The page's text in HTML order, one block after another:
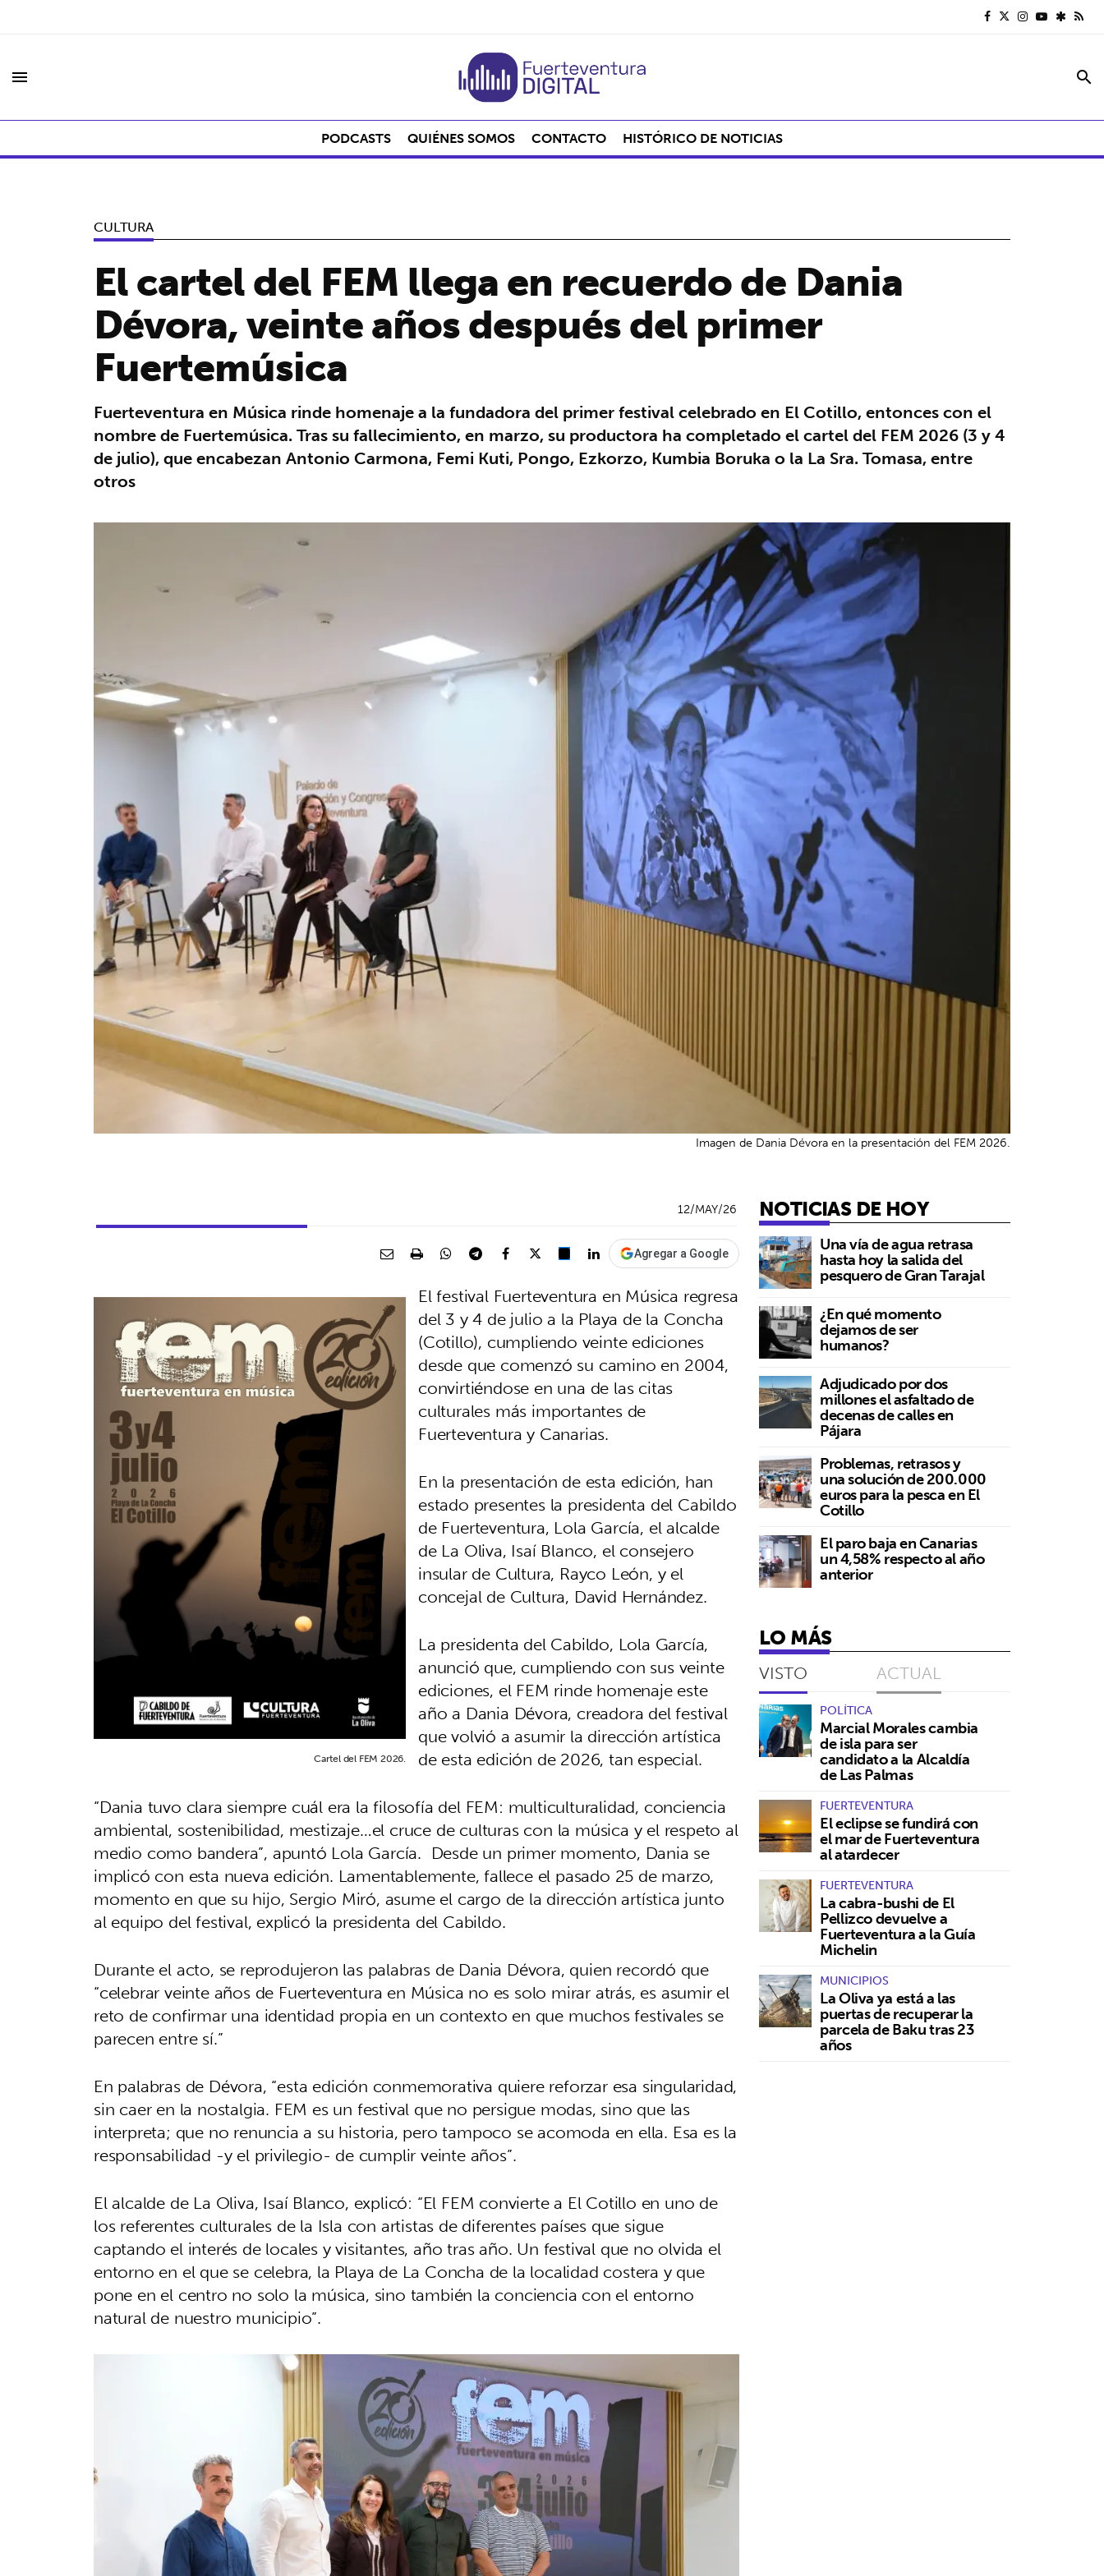
menu search
PODCASTS QUIÉNES SOMOS CONTACTO HISTÓRICO DE NOTICIAS
CULTURA
El cartel del FEM llega en recuerdo de Dania
Dévora, veinte años después del primer
Fuertemúsica
Fuerteventura en Música rinde homenaje a la fundadora del primer festival celebrado en El Cotillo, entonces con el
nombre de Fuertemúsica. Tras su fallecimiento, en marzo, su productora ha completado el cartel del FEM 2026 (3 y 4
de julio), que encabezan Antonio Carmona, Femi Kuti, Pongo, Ezkorzo, Kumbia Boruka o la La Sra. Tomasa, entre
otros
Imagen de Dania Dévora en la presentación del FEM 2026.
12/MAY/26
Agregar a Google
Cartel del FEM 2026.
El festival Fuerteventura en Música regresa
del 3 y 4 de julio a la Playa de la Concha
(Cotillo), cumpliendo veinte ediciones
desde que comenzó su camino en 2004,
convirtiéndose en una de las citas
culturales más importantes de
Fuerteventura y Canarias.
En la presentación de esta edición, han
estado presentes la presidenta del Cabildo
de Fuerteventura, Lola García, el alcalde
de La Oliva, Isaí Blanco, el consejero
insular de Cultura, Rayco León, y el
concejal de Cultura, David Hernández.
La presidenta del Cabildo, Lola García,
anunció que, cumpliendo con sus veinte
ediciones, el FEM rinde homenaje este
año a Dania Dévora, creadora del festival
que volvió a asumir la dirección artística
de esta edición de 2026, tan especial.
“Dania tuvo clara siempre cuál era la filosofía del FEM: multiculturalidad, conciencia
ambiental, sostenibilidad, mestizaje…el cruce de culturas con la música y el respeto al
medio como bandera”, apuntó Lola García. Desde un primer momento, Dania se
implicó con esta nueva edición. Lamentablemente, fallece el pasado 25 de marzo,
momento en que su hijo, Sergio Miró, asume el cargo de la dirección artística junto
al equipo del festival, explicó la presidenta del Cabildo.
Durante el acto, se reprodujeron las palabras de Dania Dévora, quien recordó que
“celebrar veinte años de Fuerteventura en Música no es solo mirar atrás, es asumir el
reto de confirmar una identidad propia en un contexto en que muchos festivales se
parecen entre sí.”
En palabras de Dévora, “esta edición conmemorativa quiere reforzar esa singularidad,
sin caer en la nostalgia. FEM es un festival que no persigue modas, sino que las
interpreta; que no renuncia a su historia, pero tampoco se acomoda en ella. Esa es la
responsabilidad -y el privilegio- de cumplir veinte años”.
El alcalde de La Oliva, Isaí Blanco, explicó: “El FEM convierte a El Cotillo en uno de
los referentes culturales de la Isla con artistas de diferentes países que sigue
captando el interés de locales y visitantes, año tras año. Un festival que no olvida el
entorno en el que se celebra, la Playa de La Concha de la localidad costera y que
pone en el centro no solo la música, sino también la conciencia con el entorno
natural de nuestro municipio”.
NOTICIAS DE HOY
Una vía de agua retrasa
hasta hoy la salida del
pesquero de Gran Tarajal
¿En qué momento
dejamos de ser
humanos?
Adjudicado por dos
millones el asfaltado de
decenas de calles en
Pájara
Problemas, retrasos y
una solución de 200.000
euros para la pesca en El
Cotillo
El paro baja en Canarias
un 4,58% respecto al año
anterior
LO MÁS
VISTO ACTUAL
POLÍTICA
Marcial Morales cambia
de isla para ser
candidato a la Alcaldía
de Las Palmas
FUERTEVENTURA
El eclipse se fundirá con
el mar de Fuerteventura
al atardecer
FUERTEVENTURA
La cabra-bushi de El
Pellizco devuelve a
Fuerteventura a la Guía
Michelin
MUNICIPIOS
La Oliva ya está a las
puertas de recuperar la
parcela de Baku tras 23
años